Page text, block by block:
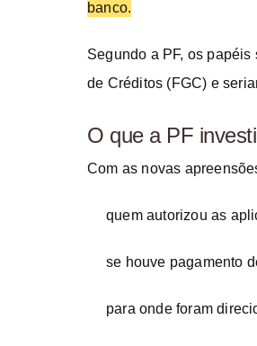
banco.
Segundo a PF, os
de Créditos (FGC) e
O que a PF
Com as novas
quem autorizou as
se houve pagamento
para onde foram